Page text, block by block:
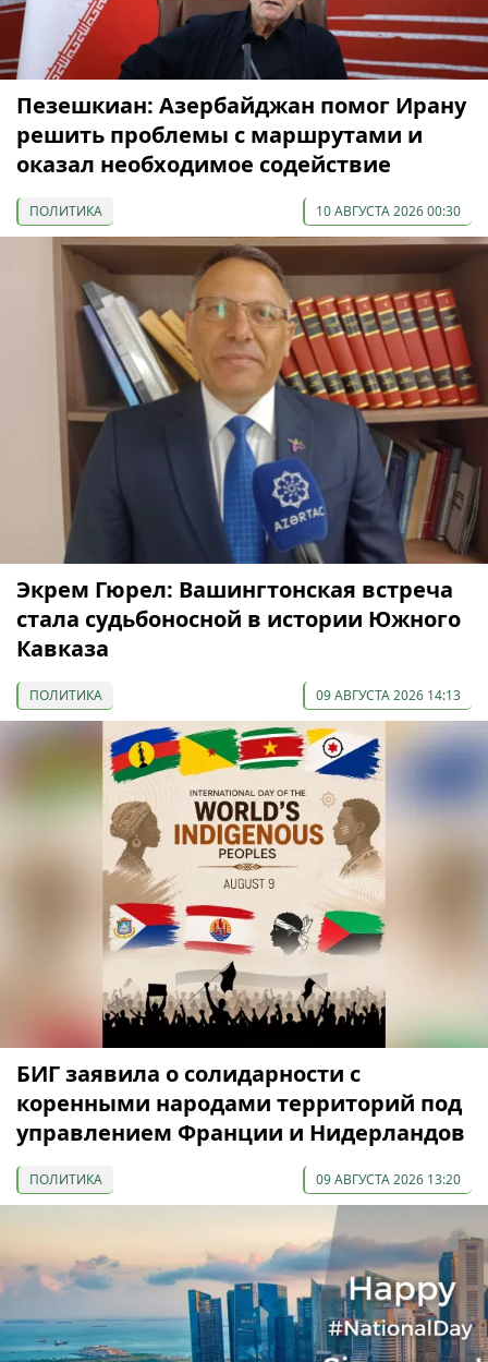
Пезешкиан: Азербайджан помог Ирану
решить проблемы с маршрутами и
оказал необходимое содействие
ПОЛИТИКА 10 АВГУСТА 2026 00:30
Экрем Гюрел: Вашингтонская встреча
стала судьбоносной в истории Южного
Кавказа
ПОЛИТИКА 09 АВГУСТА 2026 14:13
БИГ заявила о солидарности с
коренными народами территорий под
управлением Франции и Нидерландов
ПОЛИТИКА 09 АВГУСТА 2026 13:20